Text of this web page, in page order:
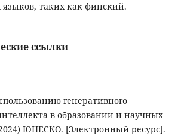
таких как финский.
ссылки
генеративного
в образовании и научных
ЮНЕСКО. [Электронный ресурс].